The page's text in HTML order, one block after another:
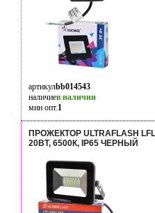
артикулbb014543
наличиев наличии
мин опт.1
ПРОЖЕКТОР ULTRAFLASH
20ВТ, 6500К, IP65 ЧЕРНЫЙ